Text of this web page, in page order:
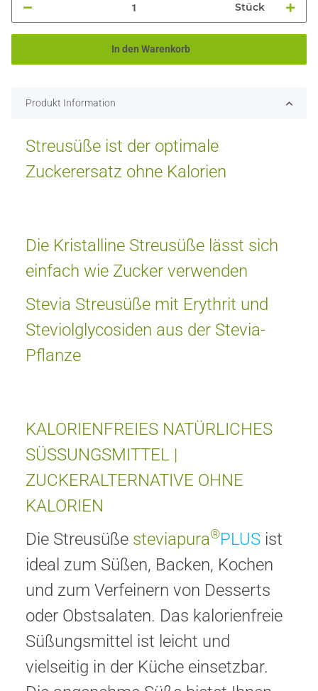
Stück
In den Warenkorb
Produkt Information
Streusüße ist der optimale
Zuckerersatz ohne Kalorien
Die Kristalline Streusüße lässt sich
einfach wie Zucker verwenden
Stevia Streusüße mit Erythrit und
Steviolglycosiden aus der Stevia-
Pflanze
KALORIENFREIES NATÜRLICHES
SÜSSUNGSMITTEL |
ZUCKERALTERNATIVE OHNE
KALORIEN
Die Streusüße steviapura®PLUS ist
ideal zum Süßen, Backen, Kochen
und zum Verfeinern von Desserts
oder Obstsalaten. Das kalorienfreie
Süßungsmittel ist leicht und
vielseitig in der Küche einsetzbar.